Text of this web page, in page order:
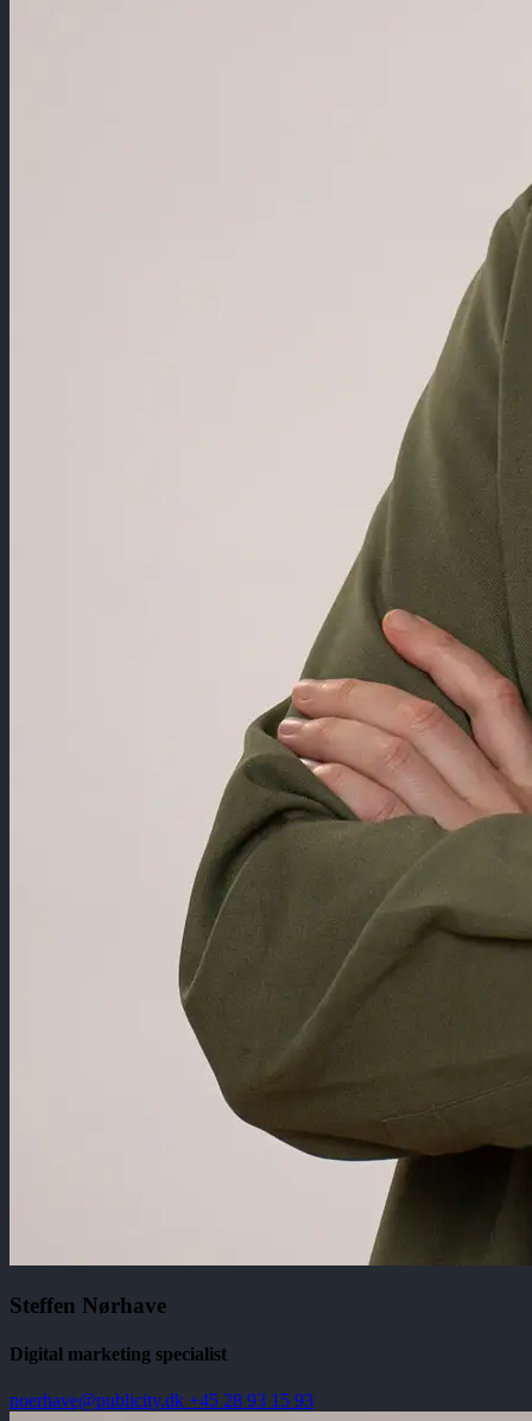
Steffen Nørhave
Digital marketing specialist
noerhave@publicity.dk +45 28 93 15 93